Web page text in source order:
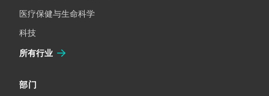
医疗保健与生命科学
科技
所有行业
部门